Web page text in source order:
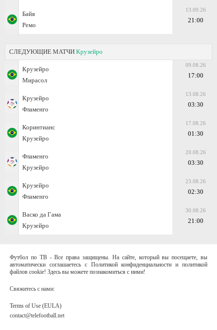
Байя
Ремо
13.09.26
21:00
СЛЕДУЮЩИЕ МАТЧИ Крузейро
Крузейро
Мирасол
09.08.26
17:00
Крузейро
Фламенго
13.08.26
03:30
Коринтианс
Крузейро
17.08.26
01:30
Фламенго
Крузейро
20.08.26
03:30
Крузейро
Фламенго
23.08.26
02:30
Васко да Гама
Крузейро
30.08.26
21:00
Футбол по ТВ - Все права защищены. На сайте, который вы посещаете, вы
автоматически соглашаетесь с Политикой конфиденциальности и политикой
файлов cookie! Здесь вы можете познакомиться с ними!
Свяжитесь с нами:
Terms of Use (EULA)
contact@telefootball.net